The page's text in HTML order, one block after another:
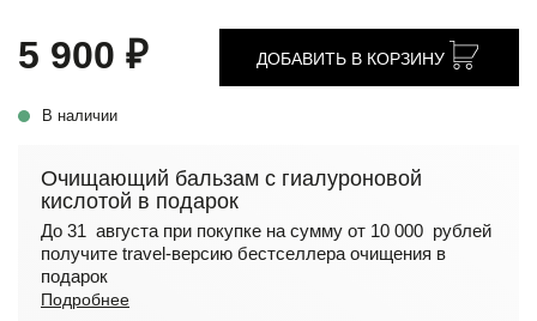
5 900 ₽
В наличии
ДОБАВИТЬ В КОРЗИНУ
Очищающий бальзам с гиалуроновой
кислотой в подарок
До 31 августа при покупке на сумму от 10 000 рублей
получите travel-версию бестселлера очищения в
подарок
Подробнее